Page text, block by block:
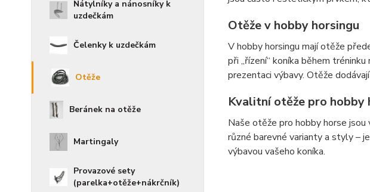
Nátylníky a nánosníky k
uzdečkám
Čelenky k uzdečkám
Otěže
Beránek na otěže
Martingaly
Provazové sety
(parelka+otěže+nákrčník)
Otěže v hobby horsingu
V hobby horsingu mají otěže
při „řízení“ koníka během
prezentaci výbavy. Otěže
Kvalitní otěže pro hobby
Naše otěže pro hobby horse jsou
různé barevné varianty a styly –
výbavou vašeho koníka.